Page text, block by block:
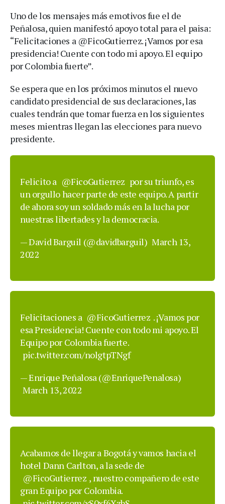
Uno de los mensajes más emotivos fue el de
Peñalosa, quien manifestó apoyo total para el paisa:
“Felicitaciones a @FicoGutierrez. ¡Vamos por esa
presidencia! Cuente con todo mi apoyo. El equipo
por Colombia fuerte”.
Se espera que en los próximos minutos el nuevo
candidato presidencial de sus declaraciones, las
cuales tendrán que tomar fuerza en los siguientes
meses mientras llegan las elecciones para nuevo
presidente.
Felicito a @FicoGutierrez por su triunfo, es
un orgullo hacer parte de este equipo. A partir
de ahora soy un soldado más en la lucha por
nuestras libertades y la democracia.
— David Barguil (@davidbarguil) March 13,
2022
Felicitaciones a @FicoGutierrez . ¡Vamos por
esa Presidencia! Cuente con todo mi apoyo. El
Equipo por Colombia fuerte.
pic.twitter.com/nolgtpTNgf
— Enrique Peñalosa (@EnriquePenalosa)
March 13, 2022
Acabamos de llegar a Bogotá y vamos hacia el
hotel Dann Carlton, a la sede de
@FicoGutierrez , nuestro compañero de este
gran Equipo por Colombia.